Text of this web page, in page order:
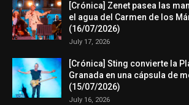
[Crónica] Zenet pasea las
el agua del Carmen de los
(16/07/2026)
July 17, 2026
[Crónica] Sting convierte la
Granada en una cápsula de
(15/07/2026)
July 16, 2026